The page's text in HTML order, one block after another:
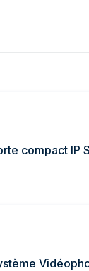
compact IP